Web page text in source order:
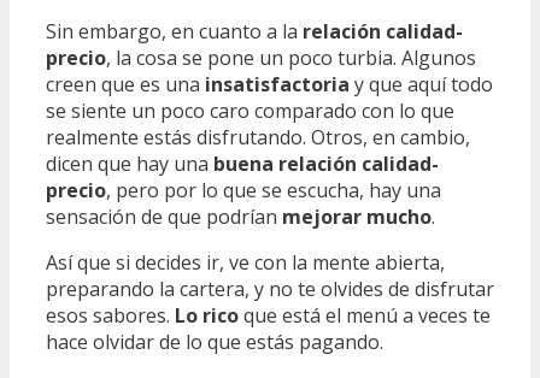
Sin embargo, en cuanto a la relación calidad-
precio, la cosa se pone un poco turbia. Algunos
creen que es una insatisfactoria y que aquí todo
se siente un poco caro comparado con lo que
realmente estás disfrutando. Otros, en cambio,
dicen que hay una buena relación calidad-
precio, pero por lo que se escucha, hay una
sensación de que podrían mejorar mucho.
Así que si decides ir, ve con la mente abierta,
preparando la cartera, y no te olvides de disfrutar
esos sabores. Lo ricoque está el menú a veces te
hace olvidar de lo que estás pagando.